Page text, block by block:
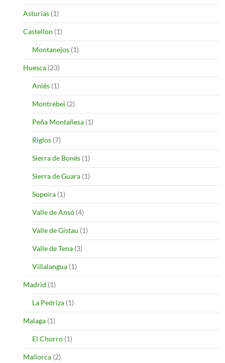
Asturias (1)
Castellon (1)
Montanejos (1)
Huesca (23)
Aniés (1)
Montrebei (2)
Peña Montañesa (1)
Riglos (7)
Sierra de Bonés (1)
Sierra de Guara (1)
Sopeira (1)
Valle de Ansó (4)
Valle de Gistau (1)
Valle de Tena (3)
Villalangua (1)
Madrid (1)
La Pedriza (1)
Malaga (1)
El Chorro (1)
Mallorca (2)